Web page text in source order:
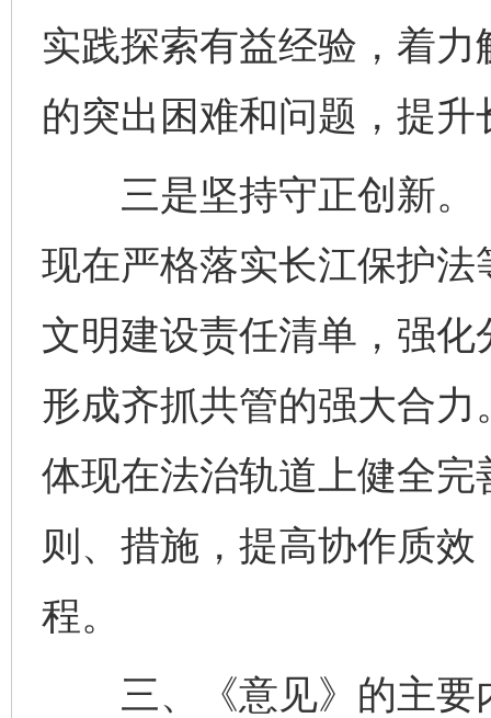
实践探索有益经验，着
的突出困难和问题，提
三是坚持守正创新。《
现在严格落实长江保护
文明建设责任清单，强
形成齐抓共管的强大合力
体现在法治轨道上健全
则、措施，提高协作质
程。
三、《意见》的主要